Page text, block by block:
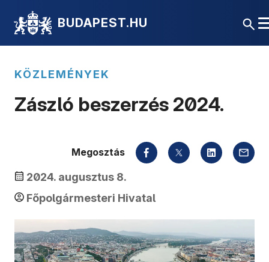
BUDAPEST.HU
KÖZLEMÉNYEK
Zászló beszerzés 2024.
2024. augusztus 8.
Főpolgármesteri Hivatal
Megosztás